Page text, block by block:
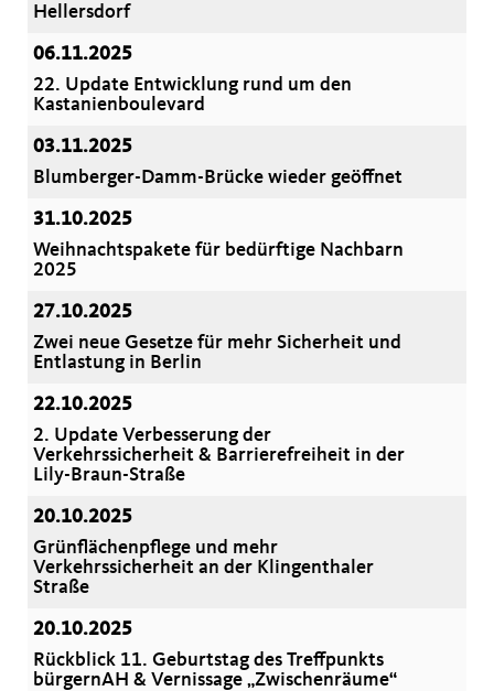
Hellersdorf
06.11.2025
22. Update Entwicklung rund um den
Kastanienboulevard
03.11.2025
Blumberger-Damm-Brücke wieder geöffnet
31.10.2025
Weihnachtspakete für bedürftige Nachbarn
2025
27.10.2025
Zwei neue Gesetze für mehr Sicherheit und
Entlastung in Berlin
22.10.2025
2. Update Verbesserung der
Verkehrssicherheit & Barrierefreiheit in der
Lily-Braun-Straße
20.10.2025
Grünflächenpflege und mehr
Verkehrssicherheit an der Klingenthaler
Straße
20.10.2025
Rückblick 11. Geburtstag des Treffpunkts
bürgernAH & Vernissage „Zwischenräume“